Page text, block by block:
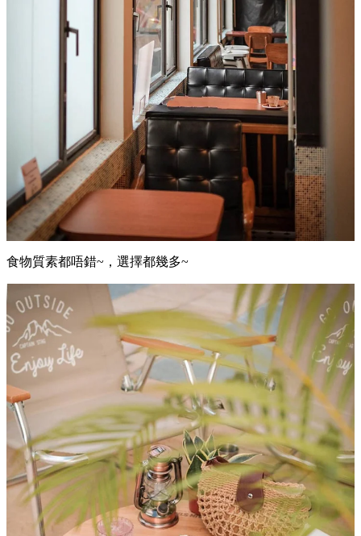
食物質素都唔錯~，選擇都幾多~